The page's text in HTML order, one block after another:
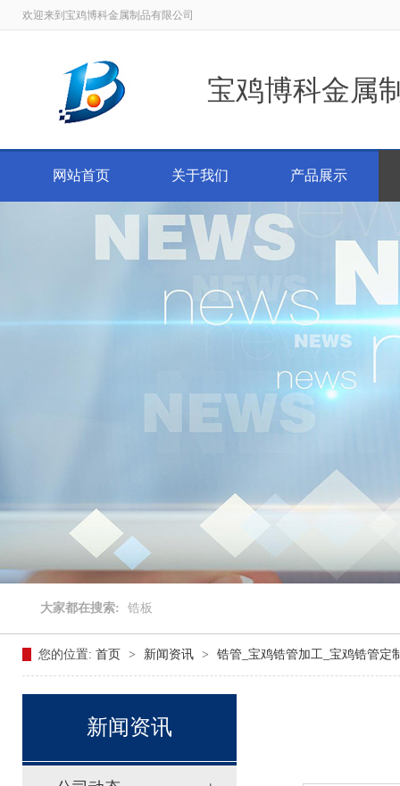
欢迎来到宝鸡博科金属制品有限公司
宝鸡博科金属
网站首页 关于我们 产品展示
大家都在搜索: 锆板
您的位置: 首页 > 新闻资讯 > 锆管_宝鸡锆管加工_宝鸡锆管定
新闻资讯